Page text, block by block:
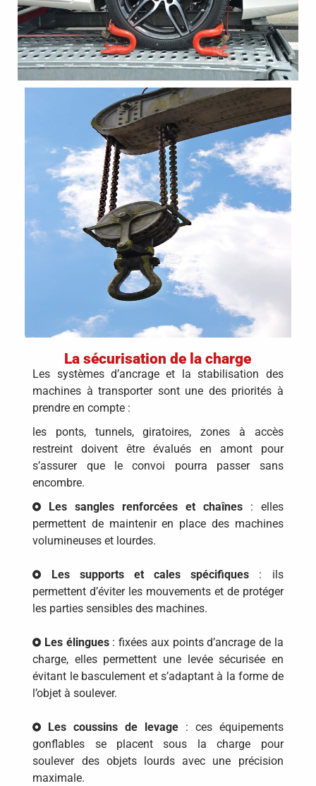
La sécurisation de la charge
Les systèmes d’ancrage et la stabilisation des
machines à transporter sont une des priorités à
prendre en compte :
les ponts, tunnels, giratoires, zones à accès
restreint doivent être évalués en amont pour
s’assurer que le convoi pourra passer sans
encombre.
Les sangles renforcées et chaînes: elles
permettent de maintenir en place des machines
volumineuses et lourdes.
Les supports et cales spécifiques : ils
permettent d’éviter les mouvements et de protéger
les parties sensibles des machines.
Les élingues: fixées aux points d’ancrage de la
charge, elles permettent une levée sécurisée en
évitant le basculement et s’adaptant à la forme de
l’objet à soulever.
Les coussins de levage: ces équipements
gonflables se placent sous la charge pour
soulever des objets lourds avec une précision
maximale.